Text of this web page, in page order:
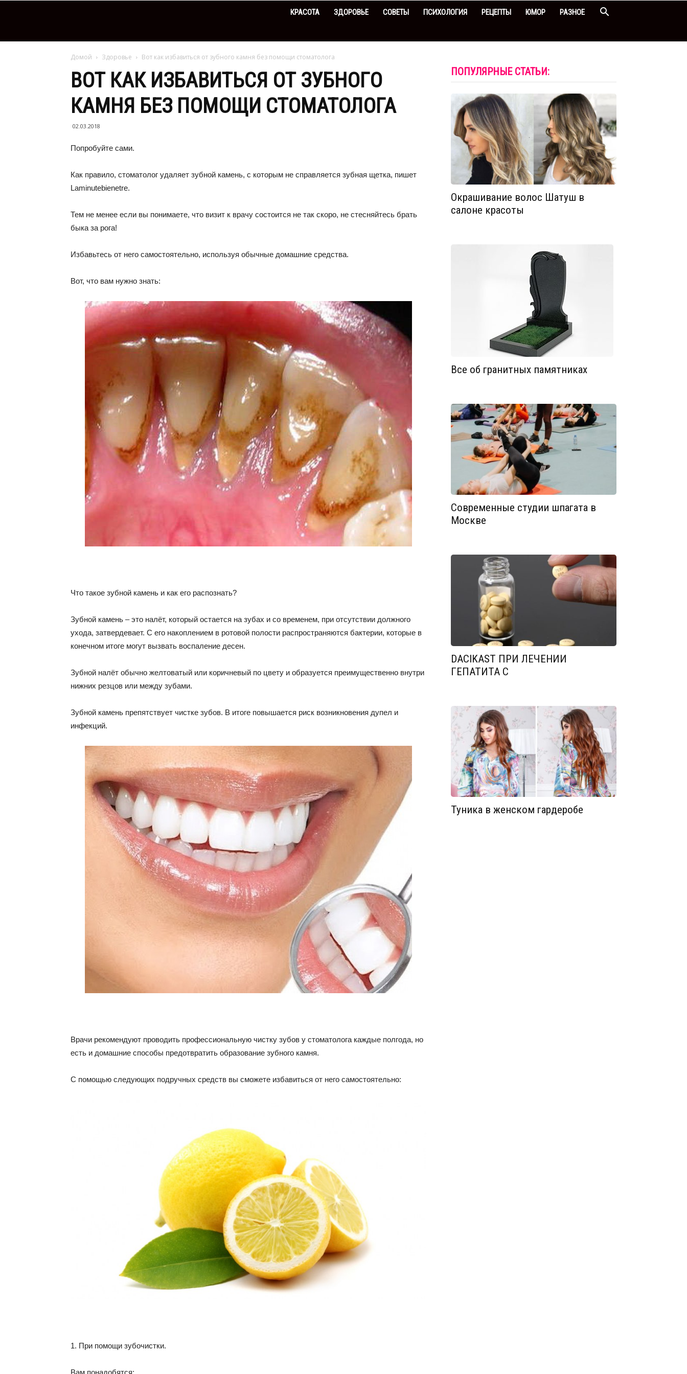
КРАСОТА ЗДОРОВЬЕ СОВЕТЫ ПСИХОЛОГИЯ РЕЦЕПТЫ ЮМОР РАЗНОЕ
Домой Здоровье Вот как избавиться от зубного камня без помощи стоматолога
ВОТ КАК ИЗБАВИТЬСЯ ОТ ЗУБНОГО
КАМНЯ БЕЗ ПОМОЩИ СТОМАТОЛОГА
02.03.2018
Попробуйте сами.
Как правило, стоматолог удаляет зубной камень, с которым не справляется зубная щетка, пишет
Laminutebienetre.
Тем не менее если вы понимаете, что визит к врачу состоится не так скоро, не стесняйтесь брать
быка за рога!
Избавьтесь от него самостоятельно, используя обычные домашние средства.
Вот, что вам нужно знать:
Что такое зубной камень и как его распознать?
Зубной камень – это налёт, который остается на зубах и со временем, при отсутствии должного
ухода, затвердевает. С его накоплением в ротовой полости распространяются бактерии, которые в
конечном итоге могут вызвать воспаление десен.
Зубной налёт обычно желтоватый или коричневый по цвету и образуется преимущественно внутри
нижних резцов или между зубами.
Зубной камень препятствует чистке зубов. В итоге повышается риск возникновения дупел и
инфекций.
Врачи рекомендуют проводить профессиональную чистку зубов у стоматолога каждые полгода, но
есть и домашние способы предотвратить образование зубного камня.
С помощью следующих подручных средств вы сможете избавиться от него самостоятельно:
1. При помощи зубочистки.
ПОПУЛЯРНЫЕ СТАТЬИ:
Окрашивание волос Шатуш в
салоне красоты
Все об гранитных памятниках
Современные студии шпагата в
Москве
DACIKAST ПРИ ЛЕЧЕНИИ
ГЕПАТИТА С
Туника в женском гардеробе